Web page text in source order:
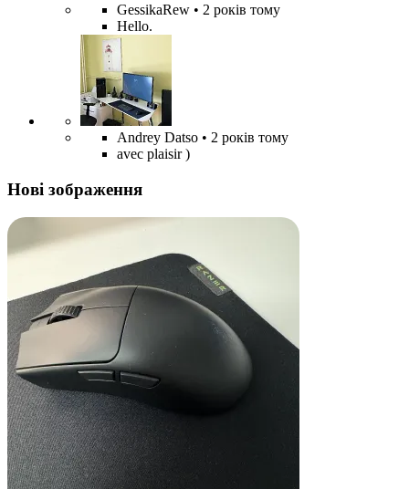
GessikaRew • 2 років тому
Hello.
Andrey Datso • 2 років тому
avec plaisir )
Нові зображення